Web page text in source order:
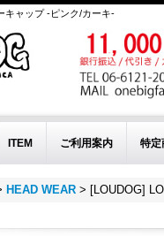
キャップ -ピンク/カーキ-
ITEM ご利用案内 特定
HEAD WEAR > [LOUDOG]